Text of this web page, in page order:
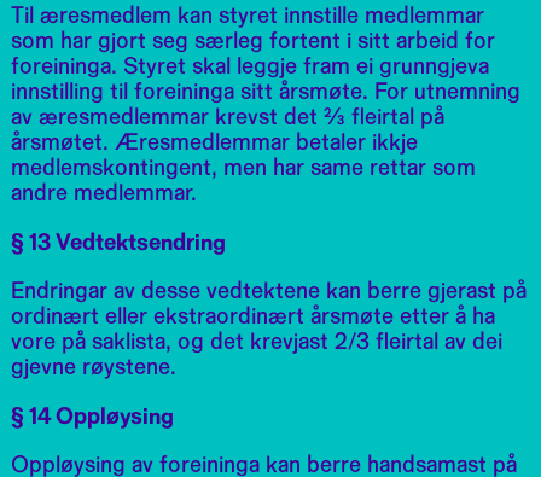
Til æresmedlem kan styret innstille medlemmar
som har gjort seg særleg fortent i sitt arbeid for
foreininga. Styret skal leggje fram ei grunngjeva
innstilling til foreininga sitt årsmøte. For utnemning
av æresmedlemmar krevst det ⅔ fleirtal på
årsmøtet. Æresmedlemmar betaler ikkje
medlemskontingent, men har same rettar som
andre medlemmar.
§ 13 Vedtektsendring
Endringar av desse vedtektene kan berre gjerast på
ordinært eller ekstraordinært årsmøte etter å ha
vore på saklista, og det krevjast 2/3 fleirtal av dei
gjevne røystene.
§ 14 Oppløysing
Oppløysing av foreininga kan berre handsamast på